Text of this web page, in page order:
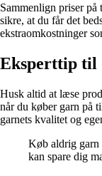
Sammenlign priser
sikre, at du får det
ekstraomkostninger
Eksperttip til
Husk altid at læse
når du køber garn på
garnets kvalitet og
Køb aldrig garn
kan spare dig